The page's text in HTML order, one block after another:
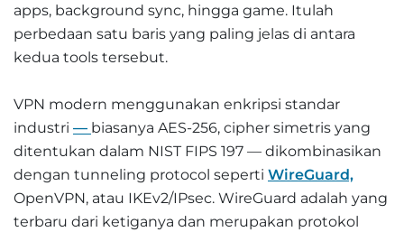
apps, background sync, hingga game. Itulah
perbedaan satu baris yang paling jelas di antara
kedua tools tersebut.
VPN modern menggunakan enkripsi standar
industri — biasanya AES-256, cipher simetris yang
ditentukan dalam NIST FIPS 197 — dikombinasikan
dengan tunneling protocol seperti WireGuard,
OpenVPN, atau IKEv2/IPsec. WireGuard adalah yang
terbaru dari ketiganya dan merupakan protokol